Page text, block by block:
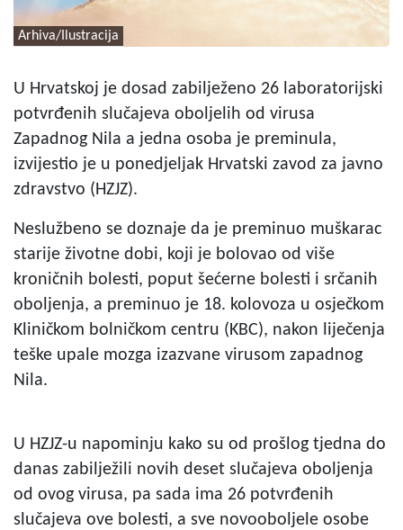
Arhiva/Ilustracija
U Hrvatskoj je dosad zabilježeno 26 laboratorijski
potvrđenih slučajeva oboljelih od virusa
Zapadnog Nila a jedna osoba je preminula,
izvijestio je u ponedjeljak Hrvatski zavod za javno
zdravstvo (HZJZ).
Neslužbeno se doznaje da je preminuo muškarac
starije životne dobi, koji je bolovao od više
kroničnih bolesti, poput šećerne bolesti i srčanih
oboljenja, a preminuo je 18. kolovoza u osječkom
Kliničkom bolničkom centru (KBC), nakon liječenja
teške upale mozga izazvane virusom zapadnog
Nila.
U HZJZ-u napominju kako su od prošlog tjedna do
danas zabilježili novih deset slučajeva oboljenja
od ovog virusa, pa sada ima 26 potvrđenih
slučajeva ove bolesti, a sve novooboljele osobe